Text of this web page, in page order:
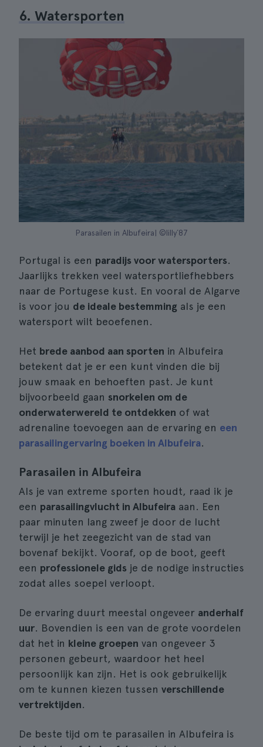
6. Watersporten
Parasailen in Albufeira| ©lilly´87
Portugal is een paradijs voor watersporters.
Jaarlijks trekken veel watersportliefhebbers
naar de Portugese kust. En vooral de Algarve
is voor jou de ideale bestemming als je een
watersport wilt beoefenen.
Het brede aanbod aan sporten in Albufeira
betekent dat je er een kunt vinden die bij
jouw smaak en behoeften past. Je kunt
bijvoorbeeld gaan snorkelen om de
onderwaterwereld te ontdekken of wat
adrenaline toevoegen aan de ervaring en een
parasailingervaring boeken in Albufeira.
Parasailen in Albufeira
Als je van extreme sporten houdt, raad ik je
een parasailingvlucht in Albufeira aan. Een
paar minuten lang zweef je door de lucht
terwijl je het zeegezicht van de stad van
bovenaf bekijkt. Vooraf, op de boot, geeft
een professionele gids je de nodige instructies
zodat alles soepel verloopt.
De ervaring duurt meestal ongeveer anderhalf
uur. Bovendien is een van de grote voordelen
dat het in kleine groepen van ongeveer 3
personen gebeurt, waardoor het heel
persoonlijk kan zijn. Het is ook gebruikelijk
om te kunnen kiezen tussen verschillende
vertrektijden.
De beste tijd om te parasailen in Albufeira is